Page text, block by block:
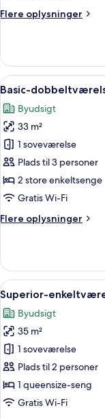
Flere oplysninger
Flere
enkeltværelse
byudsigt
Indlæs
alle
billeder
af
Basic-
dobbeltværelse
-
byudsigt
8
Basic-
Byudsigt
33 m²
1 soveværelse
Plads til 3 personer
2 store enkeltsenge
Gratis Wi-Fi
Flere oplysninger
Flere
dobbeltværelse
byudsigt
Indlæs
alle
billeder
af
Superior-
enkeltværelse
-
byudsigt
10
Superior-
Byudsigt
35 m²
1 soveværelse
Plads til 2 personer
1 queensize-seng
Gratis Wi-Fi